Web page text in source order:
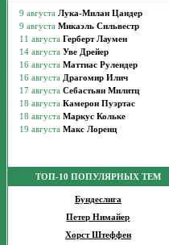
ТОП-10 ПОПУЛЯРНЫХ ТЕМ
Бундеслига
Петер Нимайер
Хорст Штеффен